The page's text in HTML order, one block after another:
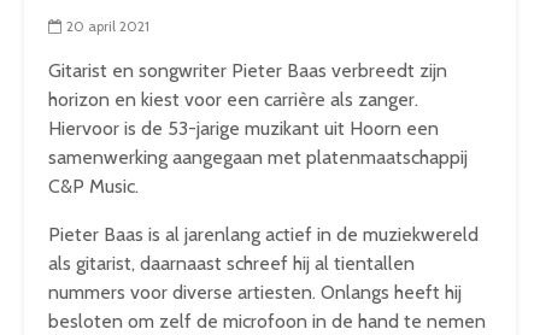
20 april 2021
Gitarist en songwriter Pieter Baas verbreedt zijn
horizon en kiest voor een carrière als zanger.
Hiervoor is de 53-jarige muzikant uit Hoorn een
samenwerking aangegaan met platenmaatschappij
C&P Music.
Pieter Baas is al jarenlang actief in de muziekwereld
als gitarist, daarnaast schreef hij al tientallen
nummers voor diverse artiesten. Onlangs heeft hij
besloten om zelf de microfoon in de hand te nemen